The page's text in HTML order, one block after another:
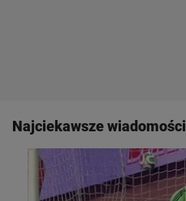
Najciekawsze wiadomości